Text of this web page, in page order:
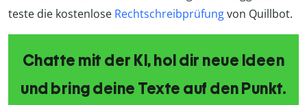
teste die kostenlose Rechtschreibprüfungvon Quillbot.
Chatte mit der KI, hol dir neue Ideen
und bring deine Texte auf den Punkt.